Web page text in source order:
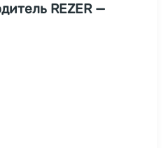
REZER —